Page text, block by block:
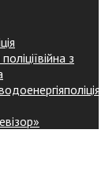
війна з
поліція